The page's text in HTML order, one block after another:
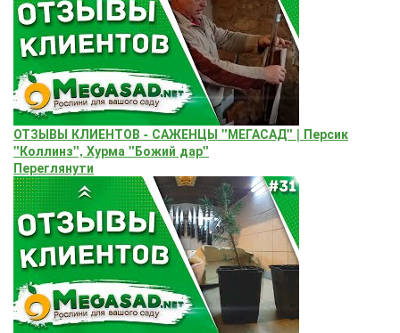
ОТЗЫВЫ КЛИЕНТОВ - САЖЕНЦЫ "МЕГАСАД" | Персик
"Коллинз", Хурма "Божий дар"
Переглянути